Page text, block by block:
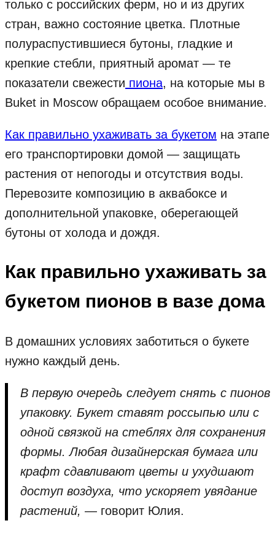
только с российских ферм, но и из других
стран, важно состояние цветка. Плотные
полураспустившиеся бутоны, гладкие и
крепкие стебли, приятный аромат — те
показатели свежести пиона, на которые мы в
Buket in Moscow обращаем особое внимание.
Как правильно ухаживать за букетом на этапе
его транспортировки домой — защищать
растения от непогоды и отсутствия воды.
Перевозите композицию в аквабоксе и
дополнительной упаковке, оберегающей
бутоны от холода и дождя.
Как правильно ухаживать за
букетом пионов в вазе дома
В домашних условиях заботиться о букете
нужно каждый день.
В первую очередь следует снять с пионов
упаковку. Букет ставят россыпью или с
одной связкой на стеблях для сохранения
формы. Любая дизайнерская бумага или
крафт сдавливают цветы и ухудшают
доступ воздуха, что ускоряет увядание
растений, — говорит Юлия.